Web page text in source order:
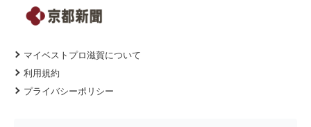
マイベストプロ滋賀について
利用規約
プライバシーポリシー